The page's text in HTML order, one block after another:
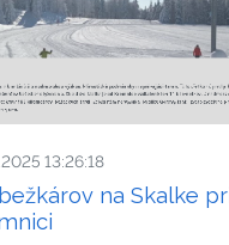
13:26:18
na Skalke